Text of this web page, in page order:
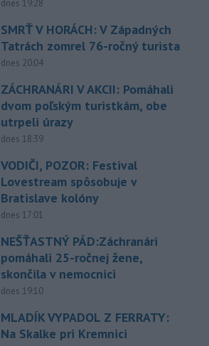
dnes 19:28
SMRŤ V HORÁCH: V Západných
Tatrách zomrel 76-ročný turista
dnes 20:04
ZÁCHRANÁRI V AKCII: Pomáhali
dvom poľským turistkám, obe
utrpeli úrazy
dnes 18:39
VODIČI, POZOR: Festival
Lovestream spôsobuje v
Bratislave kolóny
dnes 17:01
NEŠŤASTNÝ PÁD:Záchranári
pomáhali 25-ročnej žene,
skončila v nemocnici
dnes 19:10
MLADÍK VYPADOL Z FERRATY:
Na Skalke pri Kremnici